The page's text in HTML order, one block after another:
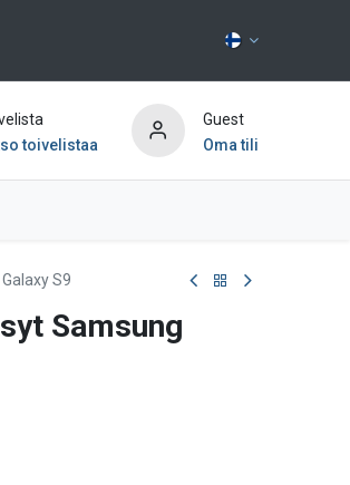
toivelistaa
Guest
Oma tili
S9
Samsung